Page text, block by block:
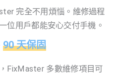
完全不用煩惱。維修過程
位用戶都能安心交付手機。
90 天保固
FixMaster 多數維修項目可